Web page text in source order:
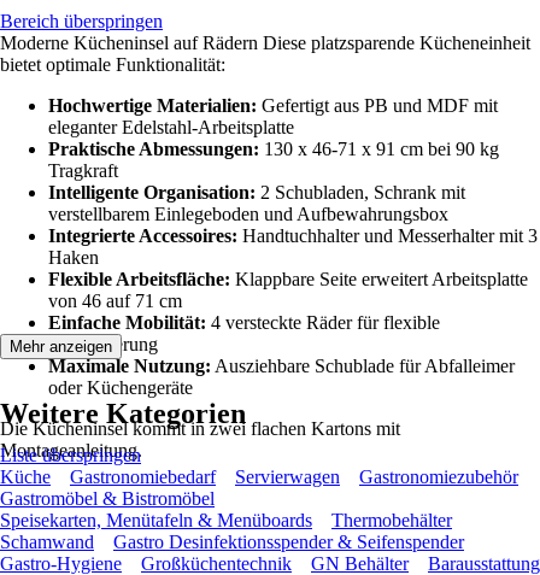
Bereich überspringen
Moderne Kücheninsel auf Rädern Diese platzsparende Kücheneinheit
bietet optimale Funktionalität:
Hochwertige Materialien: Gefertigt aus PB und MDF mit
eleganter Edelstahl-Arbeitsplatte
Praktische Abmessungen: 130 x 46-71 x 91 cm bei 90 kg
Tragkraft
Intelligente Organisation: 2 Schubladen, Schrank mit
verstellbarem Einlegeboden und Aufbewahrungsbox
Integrierte Accessoires: Handtuchhalter und Messerhalter mit 3
Haken
Flexible Arbeitsfläche: Klappbare Seite erweitert Arbeitsplatte
von 46 auf 71 cm
Einfache Mobilität: 4 versteckte Räder für flexible
Positionierung
Maximale Nutzung: Ausziehbare Schublade für Abfalleimer
oder Küchengeräte
Die Kücheninsel kommt in zwei flachen Kartons mit
Montageanleitung.
Mehr anzeigen
Weitere Kategorien
Liste überspringen
Küche
Gastronomiebedarf Servierwagen
Gastronomiezubehör
Gastromöbel & Bistromöbel
Speisekarten, Menütafeln & Menüboards
Thermobehälter
Schamwand
Gastro Desinfektionsspender & Seifenspender
Gastro-Hygiene
Großküchentechnik GN Behälter Barausstattung